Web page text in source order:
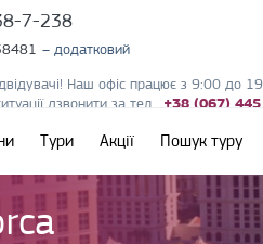
7-238
– додатковий
Наш офіс працює з 9:00 до
дзвонити за тел. +38 (067)
Тури Акції Пошук туру